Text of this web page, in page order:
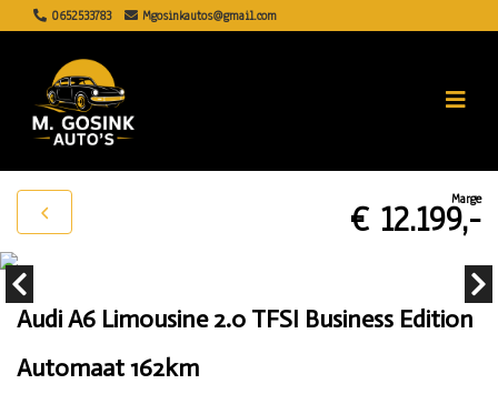
0652533783 Mgosinkautos@gmail.com
Marge
€ 12.199,-
Audi A6 Limousine 2.0 TFSI Business Edition
Automaat 162km